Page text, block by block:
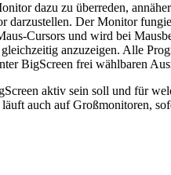
dazu zu überreden,
Der Monitor
Cursors und wird bei
anzuzeigen. Alle
BigScreen frei wählbaren
aktiv sein soll und für
auch auf Großmonitoren,